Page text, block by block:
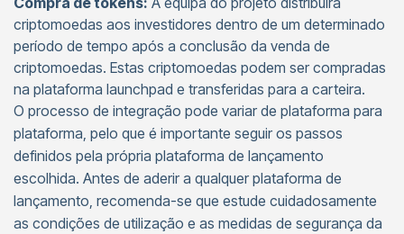
criptomoedas aos investidores dentro de um determinado
período de tempo após a conclusão da venda de
criptomoedas. Estas criptomoedas podem ser compradas
na plataforma launchpad e transferidas para a carteira.
O processo de integração pode variar de plataforma para
plataforma, pelo que é importante seguir os passos
definidos pela própria plataforma de lançamento
escolhida. Antes de aderir a qualquer plataforma de
lançamento, recomenda-se que estude cuidadosamente
as condições de utilização e as medidas de segurança da